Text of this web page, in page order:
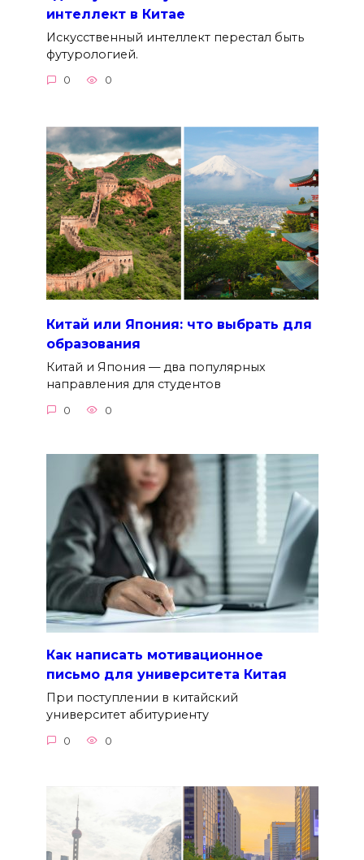
интеллект в Китае
Искусственный интеллект перестал быть
футурологией.
0 0
Китай или Япония: что выбрать для
образования
Китай и Япония — два популярных
направления для студентов
0 0
Как написать мотивационное
письмо для университета Китая
При поступлении в китайский
университет абитуриенту
0 0